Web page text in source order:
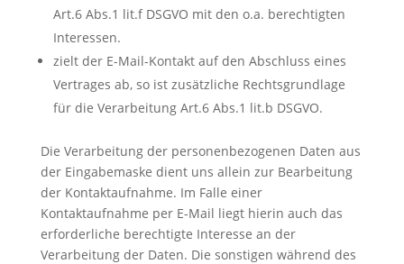
Art.6 Abs.1 lit.f DSGVO mit den o.a. berechtigten
Interessen.
zielt der E-Mail-Kontakt auf den Abschluss eines
Vertrages ab, so ist zusätzliche Rechtsgrundlage
für die Verarbeitung Art.6 Abs.1 lit.b DSGVO.
Die Verarbeitung der personenbezogenen Daten aus
der Eingabemaske dient uns allein zur Bearbeitung
der Kontaktaufnahme. Im Falle einer
Kontaktaufnahme per E-Mail liegt hierin auch das
erforderliche berechtigte Interesse an der
Verarbeitung der Daten. Die sonstigen während des